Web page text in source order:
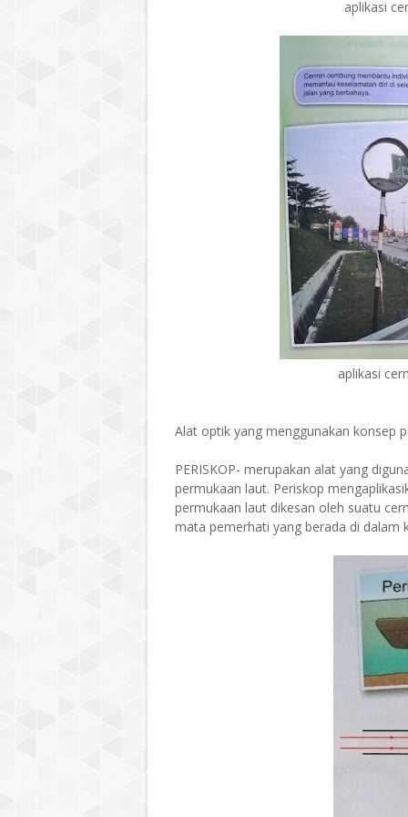
aplikasi
aplikasi
Alat optik yang menggunakan konsep
PERISKOP- merupakan alat yang
permukaan laut. Periskop
permukaan laut dikesan oleh suatu
mata pemerhati yang berada di dalam